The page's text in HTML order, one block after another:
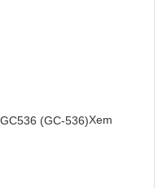
Xem